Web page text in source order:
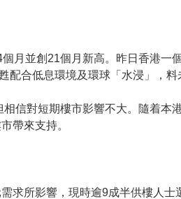
月並創21個月新高。昨日香港一
合低息環境及環球「水浸」，料
信對短期樓市影響不大。隨着本
帶來支持。
求所影響，現時逾9成半供樓人